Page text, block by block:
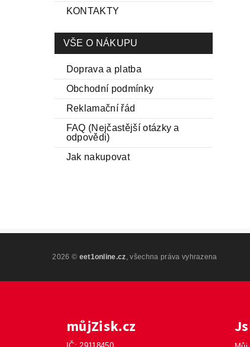
KONTAKTY
VŠE O NÁKUPU
Doprava a platba
Obchodní podmínky
Reklamační řád
FAQ (Nejčastější otázky a
odpovědi)
Jak nakupovat
2026 © eet1online.cz, všechna práva vyhrazena
můjZisk.cz